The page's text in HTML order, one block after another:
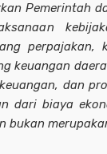
Pemerintah
perpajakan,
keuangan
dan
dari biaya
bukan